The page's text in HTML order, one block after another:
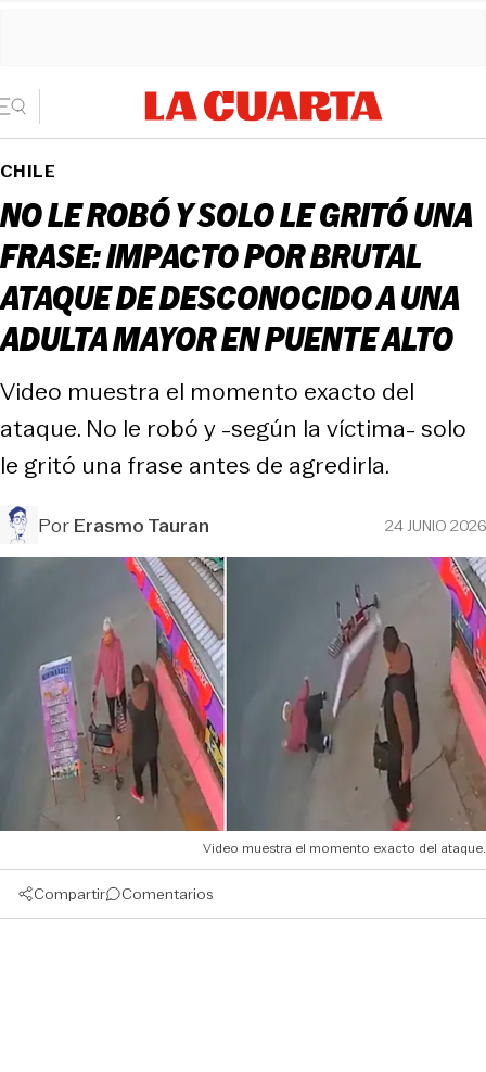
CHILE
NO LE ROBÓ Y SOLO LE GRITÓ UNA
FRASE: IMPACTO POR BRUTAL
ATAQUE DE DESCONOCIDO A UNA
ADULTA MAYOR EN PUENTE ALTO
Video muestra el momento exacto del
ataque. No le robó y -según la víctima- solo
le gritó una frase antes de agredirla.
PorErasmo Tauran 24 JUNIO 2026
Video muestra el momento exacto del ataque.
Compartir Comentarios